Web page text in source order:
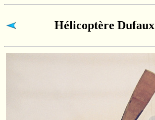
Hélicoptère Dufaux